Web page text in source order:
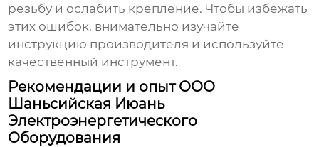
резьбу и ослабить крепление. Чтобы избежать
этих ошибок, внимательно изучайте
инструкцию производителя и используйте
качественный инструмент.
Рекомендации и опыт ООО
Шаньсийская Июань
Электроэнергетического
Оборудования